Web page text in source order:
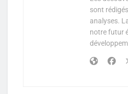
sont
analyses.
notre futur